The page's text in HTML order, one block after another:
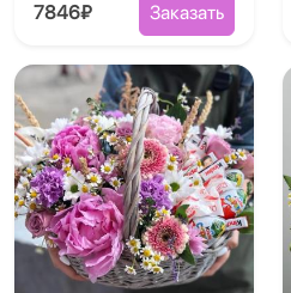
7846₽ Заказать